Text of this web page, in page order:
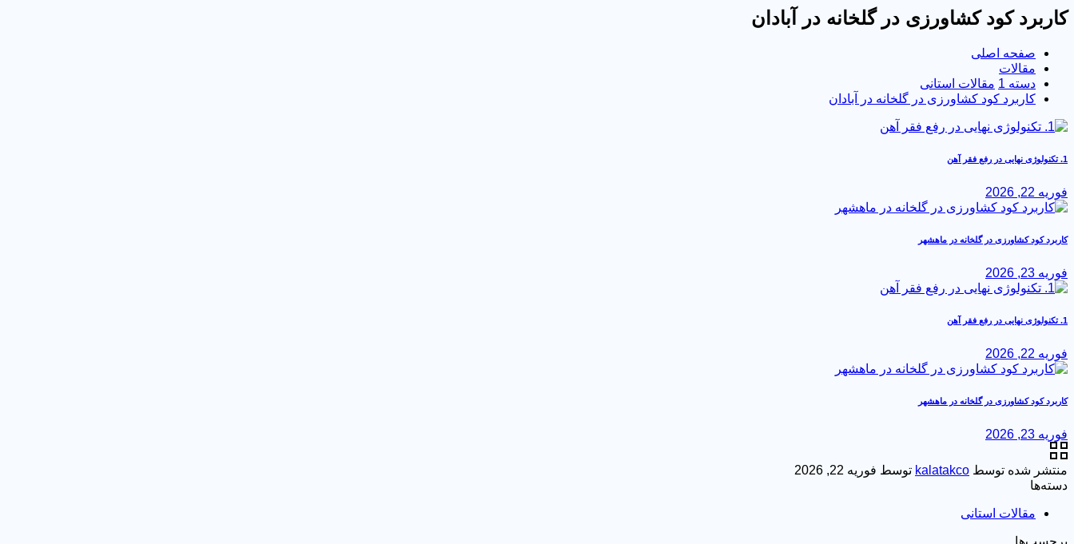
کاربرد کود کشاورزی در گلخانه در آبادان
صفحه اصلی
مقالات
دسته 1
مقالات استانی
کاربرد کود کشاورزی در گلخانه در آبادان
1. تکنولوژی نهایی در رفع فقر آهن
فوریه 22, 2026
کاربرد کود کشاورزی در گلخانه در ماهشهر
فوریه 23, 2026
1. تکنولوژی نهایی در رفع فقر آهن
فوریه 22, 2026
کاربرد کود کشاورزی در گلخانه در ماهشهر
فوریه 23, 2026
منتشر شده توسط kalatakco توسط فوریه 22, 2026
دسته‌ها
مقالات استانی
برچسب‌ها